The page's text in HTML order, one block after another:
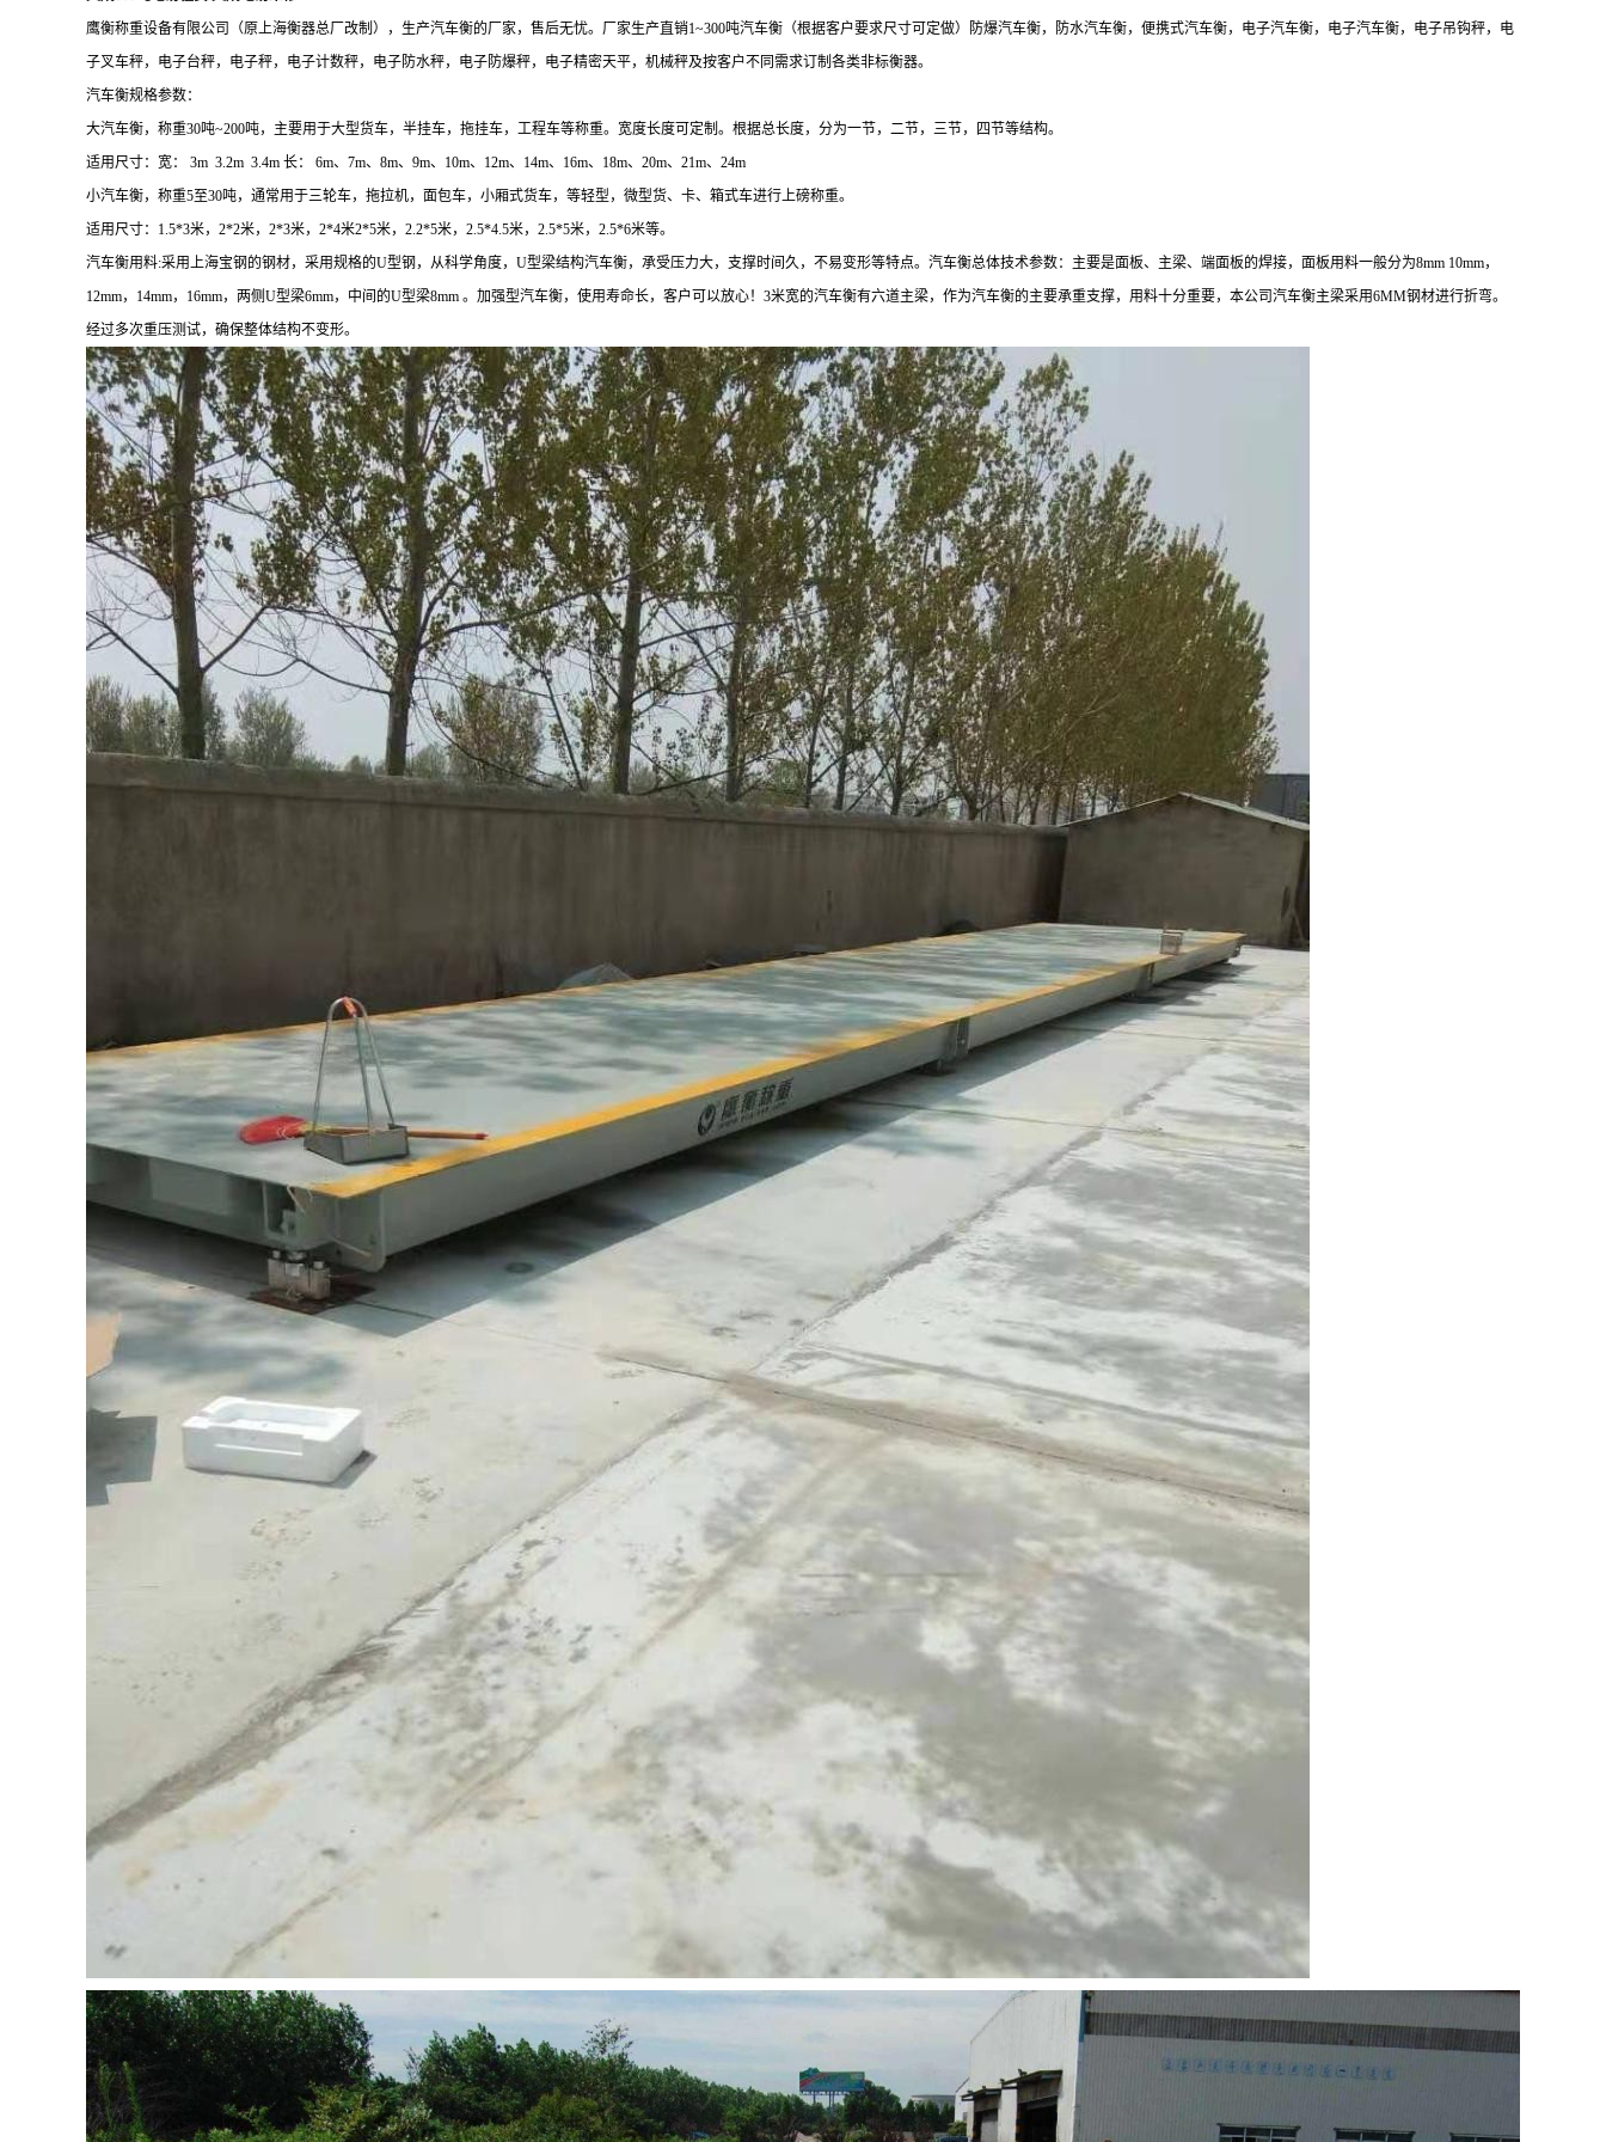
鹰衡称重设备有限公司（原上海衡器总厂改制）， 生产汽车衡的厂家，售后无忧。厂家生产直销1~300吨汽车衡（根据客户要求尺寸可定做）防爆汽车衡，防水汽车衡，便携式汽车衡，电子汽车衡，电子汽车衡，电子吊钩秤，电
子叉车秤，电子台秤，电子秤，电子计数秤，电子防水秤，电子防爆秤，电子精密天平，机械秤及按客户不同需求订制各类非标衡器。
汽车衡规格参数：
大汽车衡，称重30吨~200吨，主要用于大型货车，半挂车，拖挂车，工程车等称重。宽度长度可定制。根据总长度，分为一节，二节，三节，四节等结构。
适用尺寸： 宽： 3m 3.2m 3.4m 长： 6m、 7m、 8m、 9m、 10m、 12m、 14m、 16m、 18m、 20m、 21m、 24m
小汽车衡，称重5至30吨，通常用于三轮车，拖拉机，面包车，小厢式货车，等轻型，微型货、卡、箱式车进行上磅称重。
适用尺寸： 1.5*3米， 2*2米， 2*3米， 2*4米2*5米， 2.2*5米， 2.5*4.5米， 2.5*5米， 2.5*6米等。
汽车衡用料:采用上海宝钢的钢材，采用规格的U型钢，从科学角度，U型梁结构汽车衡，承受压力大，支撑时间久，不易变形等特点。汽车衡总体技术参数：主要是面板、主梁、端面板的焊接，面板用料一般分为8mm 10mm，
12mm，14mm，16mm，两侧U型梁6mm，中间的U型梁8mm 。加强型汽车衡，使用寿命长，客户可以放心！3米宽的汽车衡有六道主梁，作为汽车衡的主要承重支撑，用料十分重要，本公司汽车衡主梁采用6MM钢材进行折弯。
经过多次重压测试，确保整体结构不变形。